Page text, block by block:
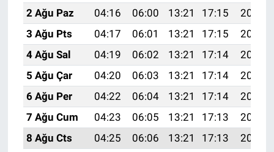
2 Ağu Paz
04:16 06:00 13:21 17:15
20:33
3 Ağu Pts
04:17 06:01 13:21 17:15
20:32
4 Ağu Sal
04:19 06:02 13:21 17:14
20:31
5 Ağu Çar
04:20 06:03 13:21 17:14
20:30
6 Ağu Per
04:22 06:04 13:21 17:14
20:28
7 Ağu Cum
04:23 06:05 13:21 17:13
20:27
8 Ağu Cts
04:25 06:06 13:21 17:13
20:26